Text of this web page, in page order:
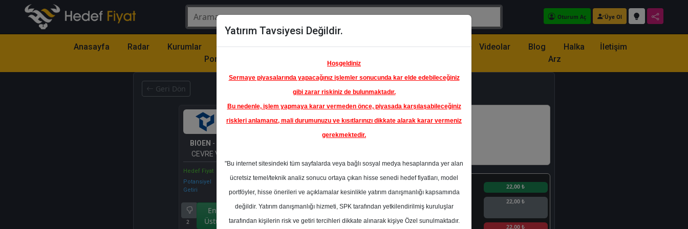
Oturum Aç Üye Ol
Anasayfa Radar Kurumlar
Model
Portföy
Hisse
Öne
Çıkanlar
Raporlar Partnerlerimiz Videolar Blog
Halka
Arz
İletişim
Geri Dön
BIOEN - BIOTREND
CEVRE VE ENERJI
Hedef Fiyat
Potansiyel
Getiri
%44.61
2
Endeks
Üstü Get.
6
En Yüksek Tahmin 22,00 ₺
Ortalama Fiyat
Tahmini
22,00 ₺
22,00 ₺
Yatırım Tavsiyesi Değildir.
Hoşgeldiniz
Sermaye piyasalarında yapacağınız işlemler sonucunda kar elde edebileceğiniz
gibi zarar riskiniz de bulunmaktadır.
Bu nedenle, işlem yapmaya karar vermeden önce, piyasada karşılaşabileceğiniz
riskleri anlamanız, mali durumunuzu ve kısıtlarınızı dikkate alarak karar vermeniz
gerekmektedir.
"Bu internet sitesindeki tüm sayfalarda veya bağlı sosyal medya hesaplarında yer alan
ücretsiz temel/teknik analiz sonucu ortaya çıkan hisse senedi hedef fiyatları, model
portföyler, hisse önerileri ve açıklamalar kesinlikle yatırım danışmanlığı kapsamında
değildir. Yatırım danışmanlığı hizmeti, SPK tarafından yetkilendirilmiş kuruluşlar
tarafından kişilerin risk ve getiri tercihleri dikkate alınarak kişiye Özel sunulmaktadır.